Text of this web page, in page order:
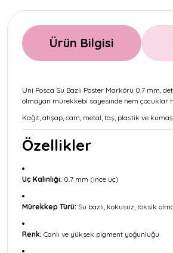
Ürün Bilgisi
Uni Posca Su Bazlı Poster Markörü 0.7 mm,
olmayan mürekkebi sayesinde hem çocuklar
Kağıt, ahşap, cam, metal, taş, plastik ve
Özellikler
Uç Kalınlığı: 0.7 mm (ince uç)
Mürekkep Türü: Su bazlı, kokusuz, toksik
Renk: Canlı ve yüksek pigment yoğunluğu